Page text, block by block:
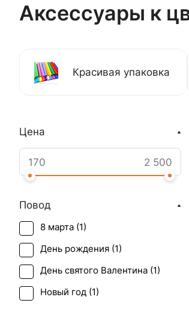
Аксессуары к
Красивая упаковка
Цена
Повод
8 марта (1)
День рождения (1)
День святого Валентина (1)
Новый год (1)